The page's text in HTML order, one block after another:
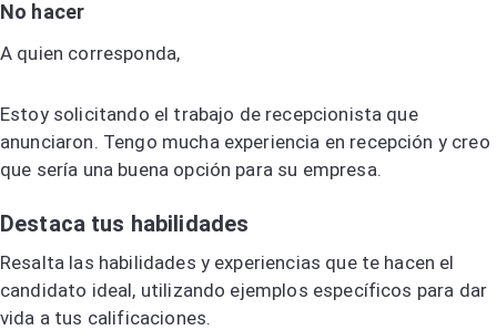
No hacer
A quien corresponda,
Estoy solicitando el trabajo de recepcionista que
anunciaron. Tengo mucha experiencia en recepción y creo
que sería una buena opción para su empresa.
Destaca tus habilidades
Resalta las habilidades y experiencias que te hacen el
candidato ideal, utilizando ejemplos específicos para dar
vida a tus calificaciones.